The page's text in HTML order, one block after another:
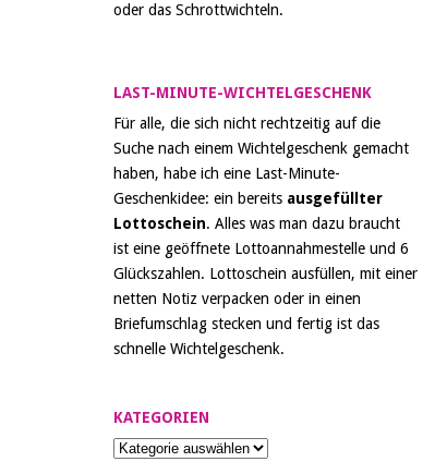
oder das Schrottwichteln.
LAST-MINUTE-WICHTELGESCHENK
Für alle, die sich nicht rechtzeitig auf die
Suche nach einem Wichtelgeschenk gemacht
haben, habe ich eine Last-Minute-
Geschenkidee: ein bereits ausgefüllter
Lottoschein. Alles was man dazu braucht
ist eine geöffnete Lottoannahmestelle und 6
Glückszahlen. Lottoschein ausfüllen, mit einer
netten Notiz verpacken oder in einen
Briefumschlag stecken und fertig ist das
schnelle Wichtelgeschenk.
KATEGORIEN